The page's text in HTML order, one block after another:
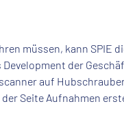
müssen, kann SPIE
der
auf
Seite Aufnahmen